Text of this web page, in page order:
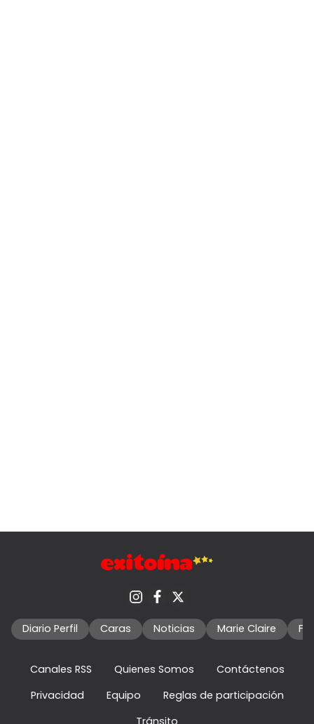
Diario Perfil Caras Noticias Marie Claire
Canales RSS Quienes Somos
Contáctenos
Privacidad
Equipo
Reglas de participación
Tránsito